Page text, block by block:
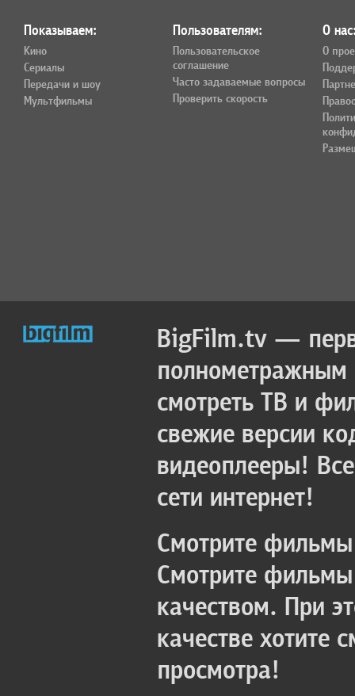
Показываем:
Кино
Сериалы
Передачи и шоу
Мультфильмы
Пользователям:
Пользовательское
соглашение
Часто задаваемые вопросы
Проверить скорость
О
О
BigFilm.tv —
полнометражным
смотреть ТВ и
свежие версии
видеоплееры!
сети интернет!
Смотрите
Смотрите
качеством. При
качестве хотите
просмотра!